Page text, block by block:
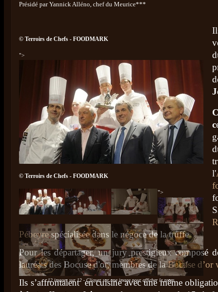
Présidé par Yannick Alléno, chef du Meurice***
© Terroirs de Chefs - FOODMARK
">
© Terroirs de Chefs - FOODMARK
">
12 images sur 12 - Cliquez sur une image pour afficher le zoom.
c
l'
Pébeyrespécialisée dans le négoce de la truffe.
Pour les départager, un jury prestigieux composé
lauréats des Bocuse d'or, membres de laBocuse d’or
Ils s’affrontaient en cuisine avec une même